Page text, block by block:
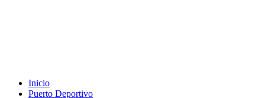
Inicio
Puerto Deportivo